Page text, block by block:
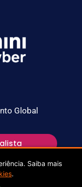
Global
Saiba mais
.